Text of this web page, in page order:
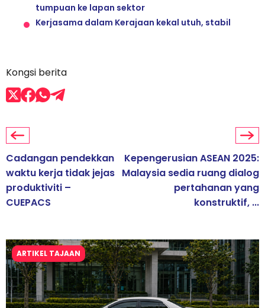
tumpuan ke lapan sektor
Kerjasama dalam Kerajaan kekal utuh, stabil
Kongsi berita
Cadangan pendekkan
waktu kerja tidak jejas
produktiviti –
CUEPACS
Kepengerusian ASEAN 2025:
Malaysia sedia ruang dialog
pertahanan yang
konstruktif, ...
ARTIKEL TAJAAN